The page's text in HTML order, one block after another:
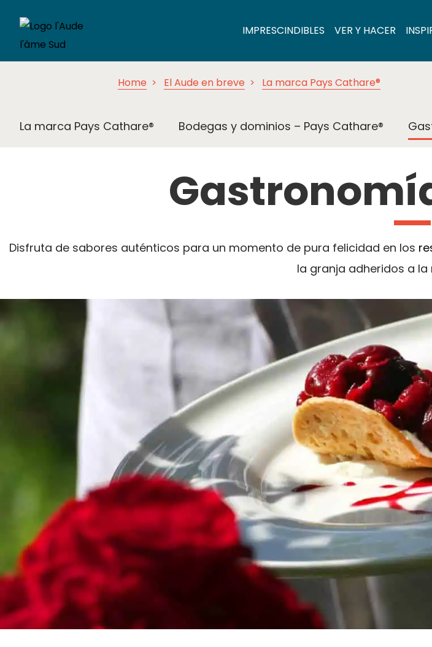
IMPRESCINDIBLES VER Y HACER
Home El Aude en breve La marca Pays Cathare®
La marca Pays Cathare® Bodegas y dominios – Pays Cathare®
Disfruta de sabores auténticos para un momento de pura felicidad en los
la granja adheridos a la